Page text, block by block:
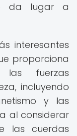
da lugar a
interesantes
proporciona
fuerzas
incluyendo
y las
al considerar
las cuerdas